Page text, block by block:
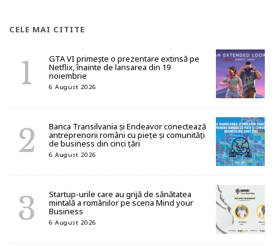
CELE MAI CITITE
GTA VI primește o prezentare extinsă pe
Netflix, înainte de lansarea din 19
noiembrie
6 August 2026
Banca Transilvania și Endeavor conectează
antreprenorii români cu piețe și comunități
de business din cinci țări
6 August 2026
Startup-urile care au grijă de sănătatea
mintală a românilor pe scena Mind your
Business
6 August 2026